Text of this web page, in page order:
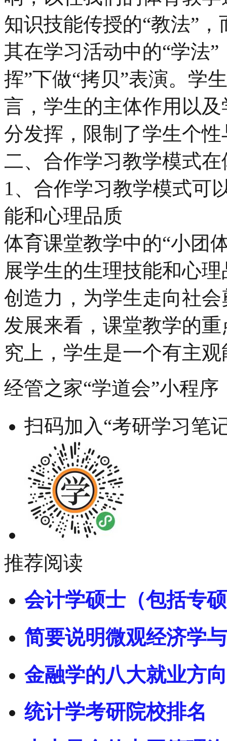
知识技能传授的“教法”
其在学习活动中的“学法
挥”下做“拷贝”表演。学
言，学生的主体作用以
分发挥，限制了学生个
二、合作学习教学模式
1、合作学习教学模式可
能和心理品质
体育课堂教学中的“小团
展学生的生理技能和心
创造力，为学生走向社
发展来看，课堂教学的
究上，学生是一个有主
经管之家“学道会”小程序
扫码加入“考研学习笔
推荐阅读
会计学硕士（包括专
简要说明微观经济学
金融学的八大就业方
统计学考研院校排名